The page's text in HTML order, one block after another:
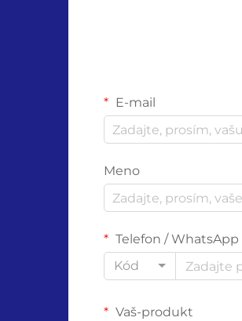
E-mail
Meno
Telefon / WhatsApp
Kód
Vaš-produkt